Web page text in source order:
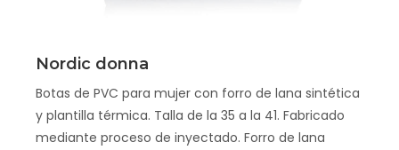
Scopri
Nordic donna
Botas de PVC para mujer con forro de lana sintética
y plantilla térmica. Talla de la 35 a la 41. Fabricado
mediante proceso de inyectado. Forro de lana